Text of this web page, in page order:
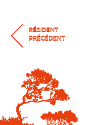
RÉSIDENT
PRÉCÉDENT